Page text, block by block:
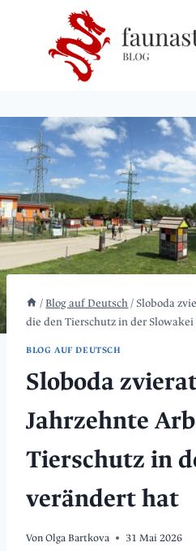
springen
/ Blog auf Deutsch / Sloboda
die den Tierschutz in der
BLOG AUF DEUTSCH
Sloboda
Jahrzehnte
Tierschutz in
verändert hat
VonOlga Bartkova 31 Mai 2026